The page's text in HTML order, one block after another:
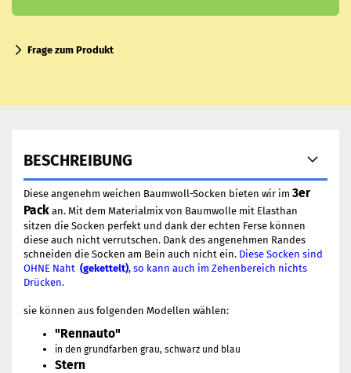
Frage zum Produkt
BESCHREIBUNG
Diese angenehm weichen Baumwoll-Socken bieten wir im 3er
Pack an. Mit dem Materialmix von Baumwolle mit Elasthan
sitzen die Socken perfekt und dank der echten Ferse können
diese auch nicht verrutschen. Dank des angenehmen Randes
schneiden die Socken am Bein auch nicht ein. Diese Socken sind
OHNE Naht (gekettelt), so kann auch im Zehenbereich nichts
Drücken.
sie können aus folgenden Modellen wählen:
"Rennauto"
in den grundfarben grau, schwarz und blau
Stern